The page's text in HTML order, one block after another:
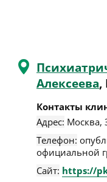
Алексеева,
Контакты
Адрес: Москва,
Телефон:
официальной
Сайт: https://